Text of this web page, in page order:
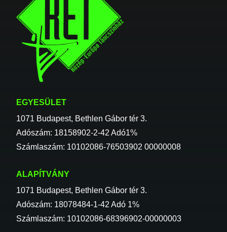
EGYESÜLET
1071 Budapest, Bethlen Gábor tér 3.
Adószám: 18158902-2-42 Adó1%
Számlaszám: 10102086-76503902 00000008
ALAPÍTVÁNY
1071 Budapest, Bethlen Gábor tér 3.
Adószám: 18078484-1-42 Adó 1%
Számlaszám: 10102086-68396902-00000003